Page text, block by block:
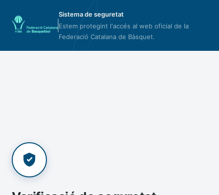
Sistema de seguretat
Estem protegint l'accés al web oficial de la
Federació Catalana de Bàsquet.